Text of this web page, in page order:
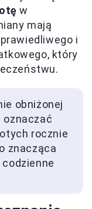
w
mają
i
który
obniżonej
oznaczać
rocznie
znacząca